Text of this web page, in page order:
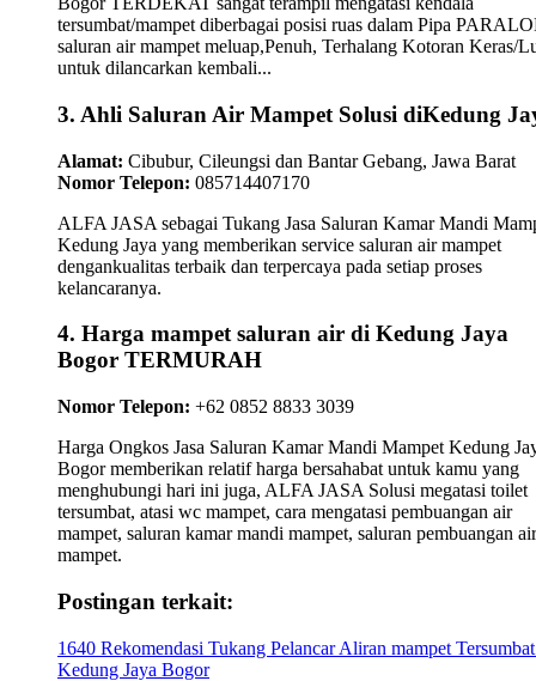
tersumbat/mampet diberbagai posisi ruas dalam Pipa
saluran air mampet meluap,Penuh, Terhalang Kotoran Keras/
untuk dilancarkan kembali...
3. Ahli Saluran Air Mampet Solusi diKedung
Alamat: Cibubur, Cileungsi dan Bantar Gebang, Jawa Barat
Nomor Telepon: 085714407170
ALFA JASA sebagai Tukang Jasa Saluran Kamar Mandi
Kedung Jaya yang memberikan service saluran air mampet
dengankualitas terbaik dan terpercaya pada setiap proses
kelancaranya.
4. Harga mampet saluran air di Kedung Jaya
Bogor TERMURAH
Nomor Telepon: +62 0852 8833 3039
Harga Ongkos Jasa Saluran Kamar Mandi Mampet Kedung
Bogor memberikan relatif harga bersahabat untuk kamu yang
menghubungi hari ini juga, ALFA JASA Solusi megatasi toilet
tersumbat, atasi wc mampet, cara mengatasi pembuangan air
mampet, saluran kamar mandi mampet, saluran pembuangan air
mampet.
Postingan terkait:
1640 Rekomendasi Tukang Pelancar Aliran mampet
Kedung Jaya Bogor